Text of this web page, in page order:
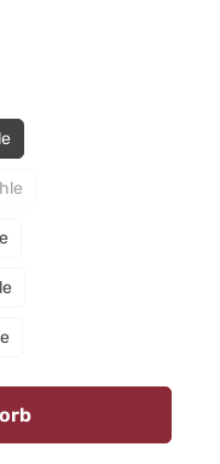
nicht verfügbar.)